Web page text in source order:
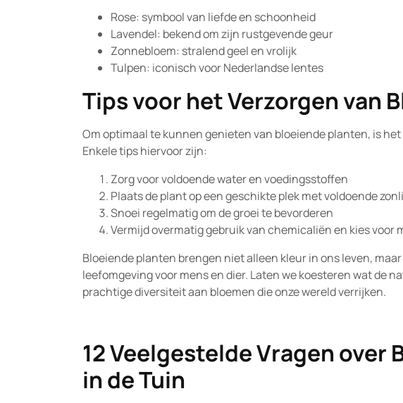
Rose: symbool van liefde en schoonheid
Lavendel: bekend om zijn rustgevende geur
Zonnebloem: stralend geel en vrolijk
Tulpen: iconisch voor Nederlandse lentes
Tips voor het Verzorgen van
Om optimaal te kunnen genieten van bloeiende planten, is
Enkele tips hiervoor zijn:
Zorg voor voldoende water en voedingsstoffen
Plaats de plant op een geschikte plek met voldoende
Snoei regelmatig om de groei te bevorderen
Vermijd overmatig gebruik van chemicaliën en kies voor
Bloeiende planten brengen niet alleen kleur in ons leven,
leefomgeving voor mens en dier. Laten we koesteren wat de
prachtige diversiteit aan bloemen die onze wereld verrijken.
12 Veelgestelde Vragen over
in de Tuin